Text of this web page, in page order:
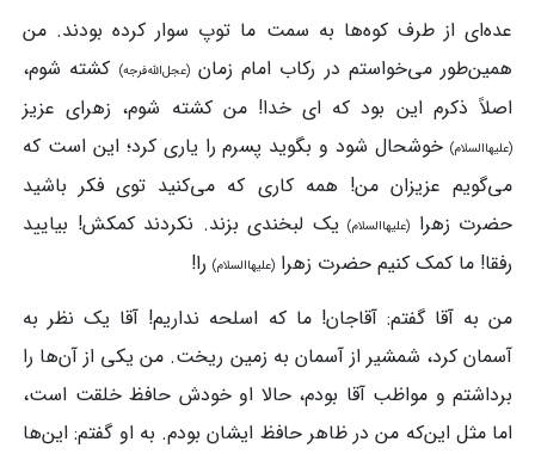
عده‌ای از طرف کوه‌‎ها به سمت ما توپ سوار کرده بودند. من
همین‌طور می‌خواستم در رکاب امام زمان(عجل‌الله‌فرجه) کشته شوم،
اصلاً ذکرم این بود که ای خدا! من کشته شوم، زهرای عزیز
(علیهاالسلام) خوشحال شود و بگوید پسرم را یاری کرد؛ این‌ است که
می‌گویم عزیزان من! همه کاری که می‌کنید توی فکر باشید
حضرت زهرا (علیهاالسلام) یک لبخندی بزند. نکردند کمکش! بیایید
رفقا! ما کمک کنیم حضرت زهرا (علیهاالسلام) را!
من به آقا گفتم: آقاجان! ما که اسلحه نداریم! آقا یک نظر به
آسمان کرد، شمشیر از آسمان به زمین ریخت. من یکی از آن‌ها را
برداشتم و مواظب آقا بودم، حالا او خودش حافظ خلقت است،
اما مثل این‌که من در ظاهر حافظ ایشان بودم. به او گفتم: این‌ها